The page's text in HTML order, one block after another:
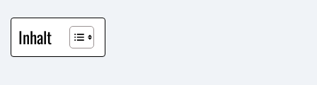
Inhalt